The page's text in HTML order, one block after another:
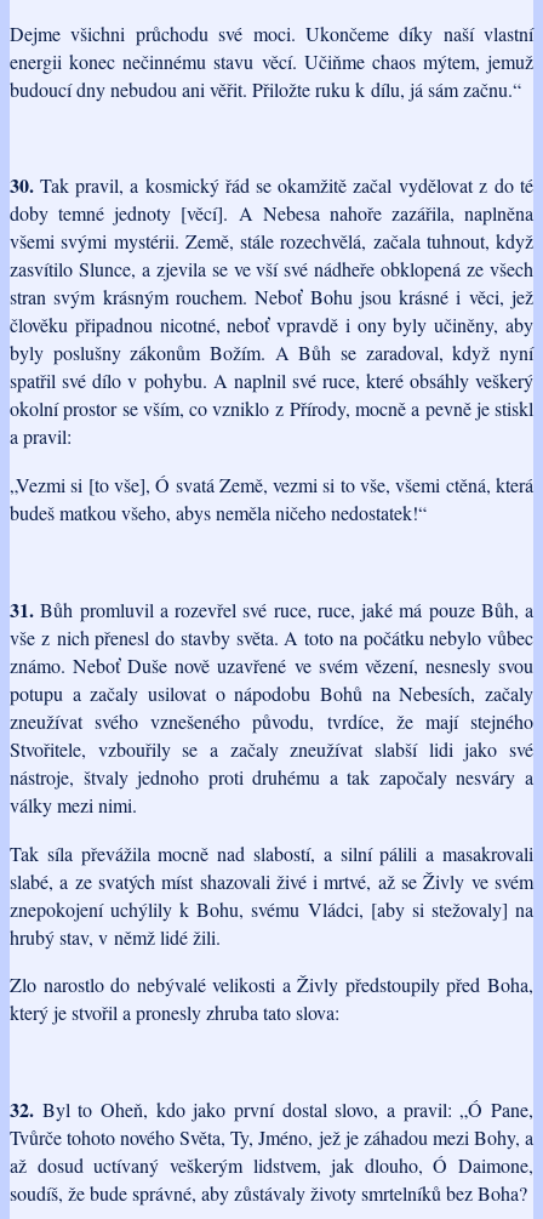
Dejme všichni průchodu své moci. Ukončeme díky naší vlastní
energii konec nečinnému stavu věcí. Učiňme chaos mýtem, jemuž
budoucí dny nebudou ani věřit. Přiložte ruku k dílu, já sám začnu.“
30. Tak pravil, a kosmický řád se okamžitě začal vydělovat z do té
doby temné jednoty [věcí]. A Nebesa nahoře zazářila, naplněna
všemi svými mystérii. Země, stále rozechvělá, začala tuhnout, když
zasvítilo Slunce, a zjevila se ve vší své nádheře obklopená ze všech
stran svým krásným rouchem. Neboť Bohu jsou krásné i věci, jež
člověku připadnou nicotné, neboť vpravdě i ony byly učiněny, aby
byly poslušny zákonům Božím. A Bůh se zaradoval, když nyní
spatřil své dílo v pohybu. A naplnil své ruce, které obsáhly veškerý
okolní prostor se vším, co vzniklo z Přírody, mocně a pevně je stiskl
a pravil:
„Vezmi si [to vše], Ó svatá Země, vezmi si to vše, všemi ctěná, která
budeš matkou všeho, abys neměla ničeho nedostatek!“
31. Bůh promluvil a rozevřel své ruce, ruce, jaké má pouze Bůh, a
vše z nich přenesl do stavby světa. A toto na počátku nebylo vůbec
známo. Neboť Duše nově uzavřené ve svém vězení, nesnesly svou
potupu a začaly usilovat o nápodobu Bohů na Nebesích, začaly
zneužívat svého vznešeného původu, tvrdíce, že mají stejného
Stvořitele, vzbouřily se a začaly zneužívat slabší lidi jako své
nástroje, štvaly jednoho proti druhému a tak započaly nesváry a
války mezi nimi.
Tak síla převážila mocně nad slabostí, a silní pálili a masakrovali
slabé, a ze svatých míst shazovali živé i mrtvé, až se Živly ve svém
znepokojení uchýlily k Bohu, svému Vládci, [aby si stežovaly] na
hrubý stav, v němž lidé žili.
Zlo narostlo do nebývalé velikosti a Živly předstoupily před Boha,
který je stvořil a pronesly zhruba tato slova:
32. Byl to Oheň, kdo jako první dostal slovo, a pravil: „Ó Pane,
Tvůrče tohoto nového Světa, Ty, Jméno, jež je záhadou mezi Bohy, a
až dosud uctívaný veškerým lidstvem, jak dlouho, Ó Daimone,
soudíš, že bude správné, aby zůstávaly životy smrtelníků bez Boha?